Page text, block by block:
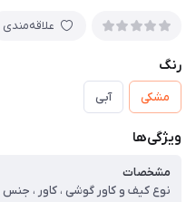
علاقه‌مندی
رنگ
مشکی آبی
ویژگی‌ها
مشخصات